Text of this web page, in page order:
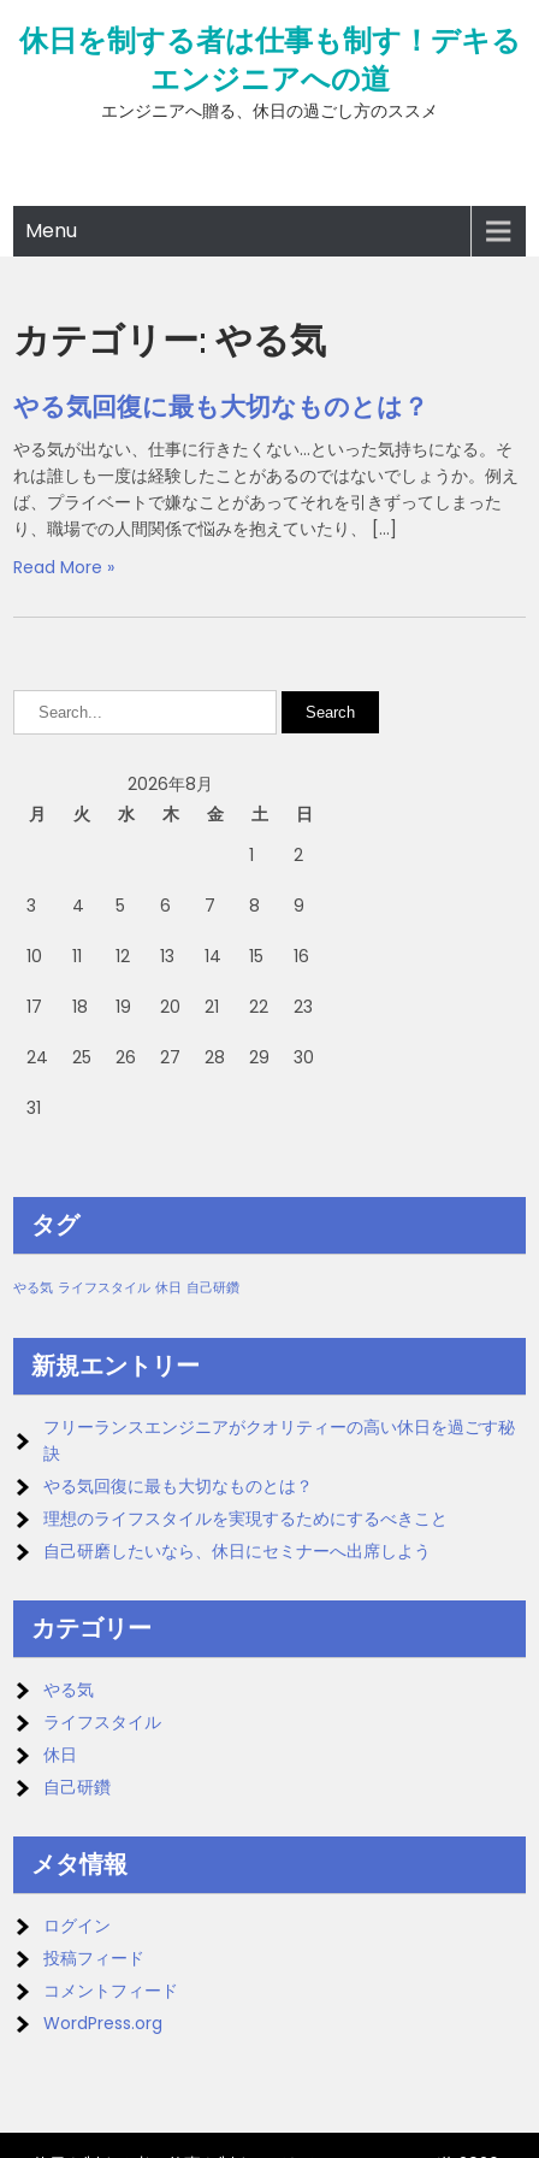
休日を制する者は仕事も制す！デキる
エンジニアへの道
エンジニアへ贈る、休日の過ごし方のススメ
Menu
カテゴリー:やる気
やる気回復に最も大切なものとは？
やる気が出ない、仕事に行きたくない…といった気持ちになる。そ
れは誰しも一度は経験したことがあるのではないでしょうか。例え
ば、プライベートで嫌なことがあってそれを引きずってしまった
り、職場での人間関係で悩みを抱えていたり、 […]
Read More »
2026年8月
月
火 水 木 金 土
日
1
2
3 4 5 6 7 8 9
10 11 12 13 14 15 16
17 18 19 20 21 22 23
24 25 26 27 28 29 30
31
タグ
やる気 ライフスタイル 休日 自己研鑽
新規エントリー
フリーランスエンジニアがクオリティーの高い休日を過ごす秘
訣
やる気回復に最も大切なものとは？
理想のライフスタイルを実現するためにするべきこと
自己研磨したいなら、休日にセミナーへ出席しよう
カテゴリー
やる気
ライフスタイル
休日
自己研鑽
メタ情報
ログイン
投稿フィード
コメントフィード
WordPress.org